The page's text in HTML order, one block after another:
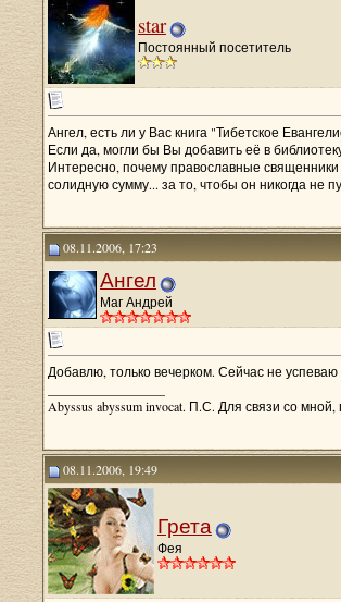
star
Постоянный посетитель
Ангел, есть ли у Вас книга "Тибетское
Если да, могли бы Вы добавить её в
Интересно, почему православные
солидную сумму... за то, чтобы он никогда не
08.11.2006, 17:23
Ангел
Маг Андрей
Добавлю, только вечерком. Сейчас не успеваю
Abyssus abyssum invocat. П.С. Для связи со мной,
08.11.2006, 19:49
Грета
Фея